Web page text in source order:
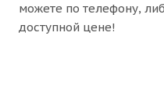
можете по телефону,
доступной цене!